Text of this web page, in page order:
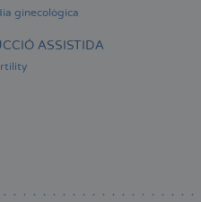
ginecològica
ASSISTIDA